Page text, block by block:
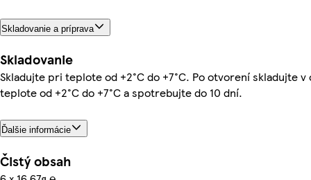
Skladovanie a príprava
Skladovanie
Skladujte pri teplote od +2°C do +7°C. Po otvorení skladujte
teplote od +2°C do +7°C a spotrebujte do 10 dní.
Ďalšie informácie
Čistý obsah